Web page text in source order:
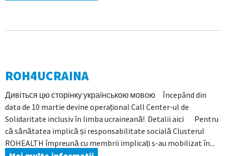
ROH4UCRAINA
Дивіться цю сторінку українською мовою Începând din
data de 10 martie devine operațional Call Center-ul de
Solidaritate inclusiv în limba ucraineană! Detalii aici Pentru
că sănătatea implică și responsabilitate socială Clusterul
ROHEALTH împreună cu membrii implicați s-au mobilizat în...